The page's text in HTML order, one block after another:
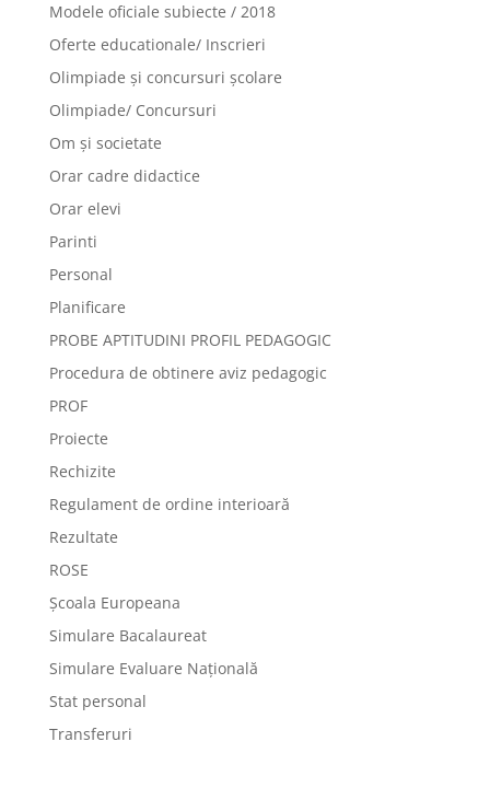
Modele oficiale subiecte / 2018
Oferte educationale/ Inscrieri
Olimpiade şi concursuri şcolare
Olimpiade/ Concursuri
Om și societate
Orar cadre didactice
Orar elevi
Parinti
Personal
Planificare
PROBE APTITUDINI PROFIL PEDAGOGIC
Procedura de obtinere aviz pedagogic
PROF
Proiecte
Rechizite
Regulament de ordine interioară
Rezultate
ROSE
Școala Europeana
Simulare Bacalaureat
Simulare Evaluare Națională
Stat personal
Transferuri